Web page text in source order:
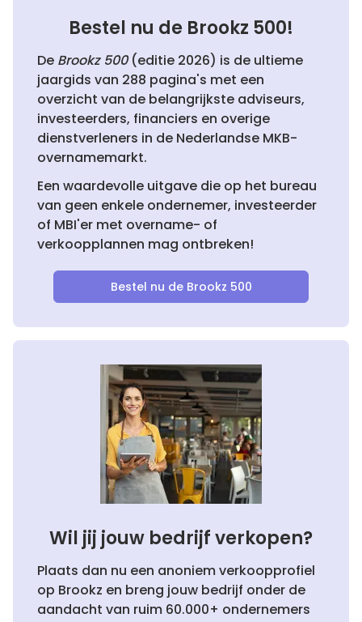
Bestel nu de Brookz 500!
De Brookz 500(editie 2026) is de ultieme
jaargids van 288 pagina's met een
overzicht van de belangrijkste adviseurs,
investeerders, financiers en overige
dienstverleners in de Nederlandse MKB-
overnamemarkt.
Een waardevolle uitgave die op het bureau
van geen enkele ondernemer, investeerder
of MBI'er met overname- of
verkoopplannen mag ontbreken!
Bestel nu de Brookz 500
Wil jij jouw bedrijf verkopen?
Plaats dan nu een anoniem verkoopprofiel
op Brookz en breng jouw bedrijf onder de
aandacht van ruim 60.000+ ondernemers